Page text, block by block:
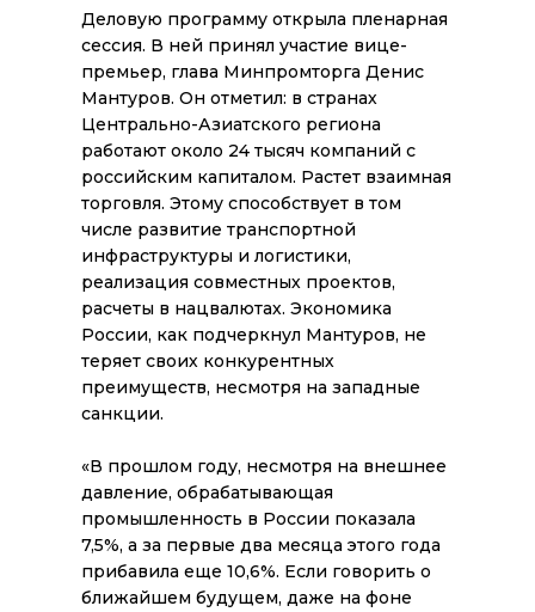
Деловую программу открыла пленарная
сессия. В ней принял участие вице-
премьер, глава Минпромторга Денис
Мантуров. Он отметил: в странах
Центрально-Азиатского региона
работают около 24 тысяч компаний с
российским капиталом. Растет взаимная
торговля. Этому способствует в том
числе развитие транспортной
инфраструктуры и логистики,
реализация совместных проектов,
расчеты в нацвалютах. Экономика
России, как подчеркнул Мантуров, не
теряет своих конкурентных
преимуществ, несмотря на западные
санкции.
«В прошлом году, несмотря на внешнее
давление, обрабатывающая
промышленность в России показала
7,5%, а за первые два месяца этого года
прибавила еще 10,6%. Если говорить о
ближайшем будущем, даже на фоне